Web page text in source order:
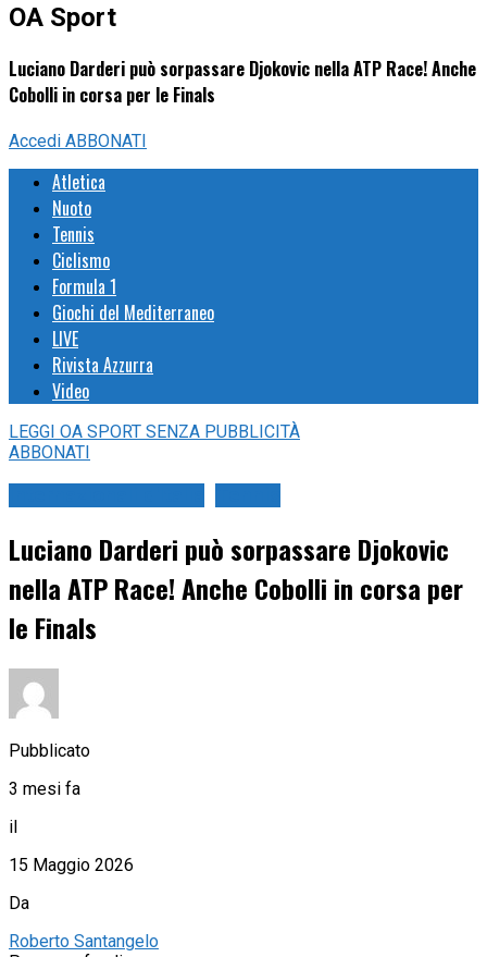
OA Sport
Luciano Darderi può sorpassare Djokovic nella ATP Race! Anche
Cobolli in corsa per le Finals
Accedi ABBONATI
Atletica
Nuoto
Tennis
Ciclismo
Formula 1
Giochi del Mediterraneo
LIVE
Rivista Azzurra
Video
LEGGI OA SPORT SENZA PUBBLICITÀ
ABBONATI
Luciano Darderi può sorpassare Djokovic
nella ATP Race! Anche Cobolli in corsa per
le Finals
Pubblicato
3 mesi fa
il
15 Maggio 2026
Da
Roberto Santangelo